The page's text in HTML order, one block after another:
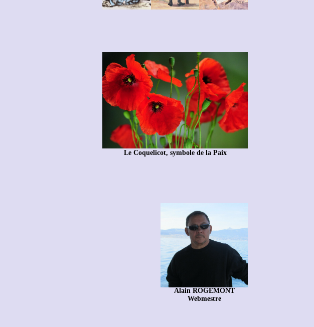
Le Coquelicot, symbole de la Paix
Alain ROGEMONT
Webmestre